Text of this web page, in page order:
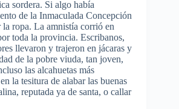
sordera. Si algo había
de la Inmaculada Concepción
la ropa. La amnistía corrió en
toda la provincia. Escribanos,
llevaron y trajeron en jácaras y
de la pobre viuda, tan joven,
las alcahuetas más
la tesitura de alabar las buenas
reputada ya de santa, o callar